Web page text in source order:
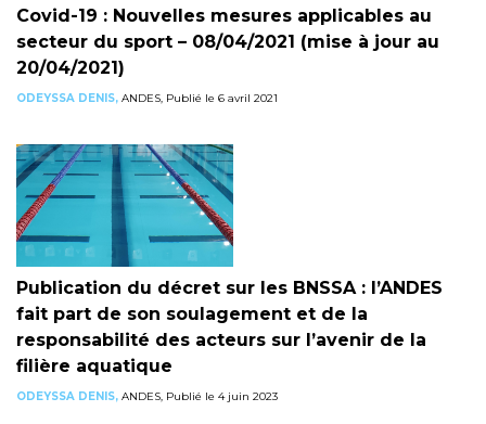
Covid-19 : Nouvelles mesures applicables au
secteur du sport – 08/04/2021 (mise à jour au
20/04/2021)
ODEYSSA DENIS, ANDES, Publié le 6 avril 2021
Publication du décret sur les BNSSA : l’ANDES
fait part de son soulagement et de la
responsabilité des acteurs sur l’avenir de la
filière aquatique
ODEYSSA DENIS, ANDES, Publié le 4 juin 2023